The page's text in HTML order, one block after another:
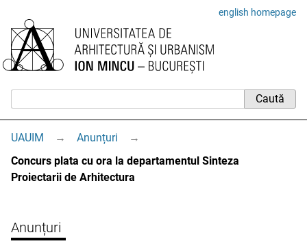
english homepage
UAUIM → Anunțuri
→
Concurs plata cu ora la departamentul Sinteza
Proiectarii de Arhitectura
Anunțuri